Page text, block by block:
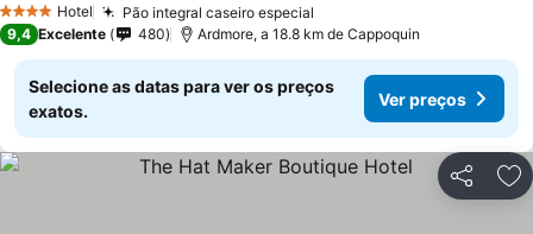
4 EstrelasHotel Pão integral caseiro especial
9,4 Excelente 480 Ardmore, a 18.8 km de Cappoquin
Selecione as datas para ver os preços
exatos.
Ver preços
Partilhar